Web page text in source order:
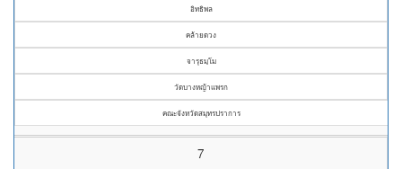
อิทธิพล
คล้ายดวง
จารุธมฺโม
วัดบางหญ้าแพรก
คณะจังหวัดสมุทรปราการ
7